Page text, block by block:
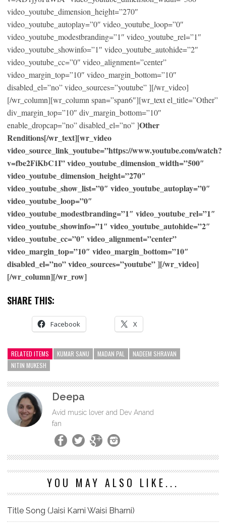
video_youtube_dimension_height=”270″
video_youtube_autoplay=”0″ video_youtube_loop=”0″
video_youtube_modestbranding=”1″ video_youtube_rel=”1″
video_youtube_showinfo=”1″ video_youtube_autohide=”2″
video_youtube_cc=”0″ video_alignment=”center”
video_margin_top=”10″ video_margin_bottom=”10″
disabled_el=”no” video_sources=”youtube” ][/wr_video]
[/wr_column][wr_column span=”span6″][wr_text el_title=”Other”
div_margin_top=”10″ div_margin_bottom=”10″
enable_dropcap=”no” disabled_el=”no” ]Other
Renditions[/wr_text][wr_video
video_source_link_youtube=”https://www.youtube.com/watch?
v=fbe2FiKbC1I” video_youtube_dimension_width=”500″
video_youtube_dimension_height=”270″
video_youtube_show_list=”0″ video_youtube_autoplay=”0″
video_youtube_loop=”0″
video_youtube_modestbranding=”1″ video_youtube_rel=”1″
video_youtube_showinfo=”1″ video_youtube_autohide=”2″
video_youtube_cc=”0″ video_alignment=”center”
video_margin_top=”10″ video_margin_bottom=”10″
disabled_el=”no” video_sources=”youtube” ][/wr_video]
[/wr_column][/wr_row]
SHARE THIS:
Facebook X
RELATED ITEMS KUMAR SANU MADAN PAL
NADEEM SHRAVAN
NITIN MUKESH
Deepa
Avid music lover and Dev Anand
fan
YOU MAY ALSO LIKE...
Title Song (Jaisi Karni Waisi Bharni)